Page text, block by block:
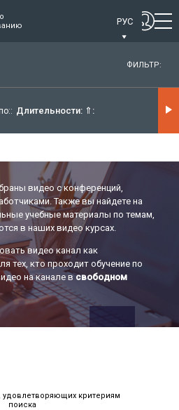
РУС
ФИЛЬТР:
Длительности: ⇑
видео с конференций,
Также вы найдете на
учебные материалы по темам,
в наших видео курсах.
видео канал как
тех, кто проходит обучение по
на канале всвободном
удовлетворяющих критериям
поиска